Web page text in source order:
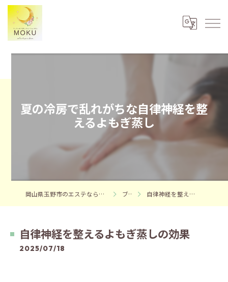
夏の冷房で乱れがちな自律神経を整
えるよもぎ蒸し
岡山県玉野市のエステならフェイシャルエステサロンMOKU ブログ 自律神経を整えるよもぎ蒸しの効果
自律神経を整えるよもぎ蒸しの効果
2025/07/18